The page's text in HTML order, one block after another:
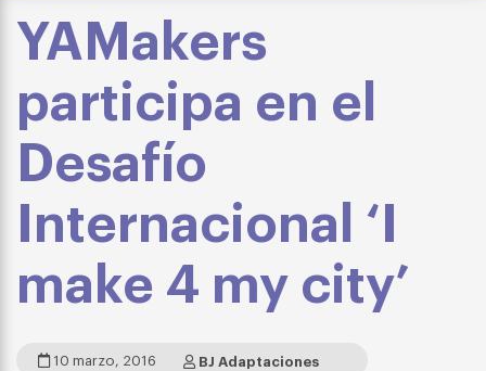
YAMakers
participa en el
Desafío
Internacional ‘I
make 4 my city’
10 marzo, 2016 BJ Adaptaciones